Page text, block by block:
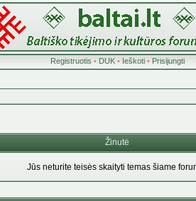
Registruotis • DUK• Ieškoti• Prisijungti
Žinutė
Jūs neturite teisės skaityti temas šiame